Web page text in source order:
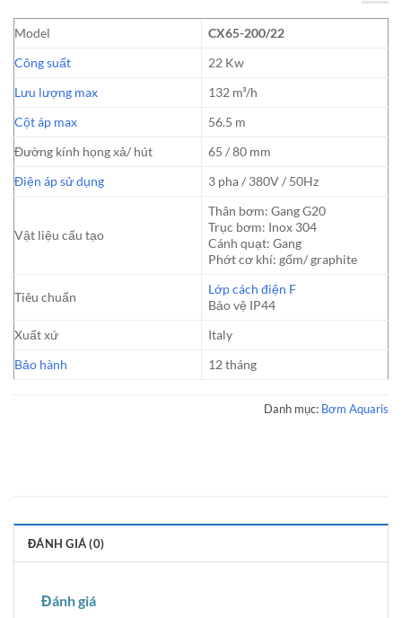
Model
CX65-200/22
Công suất
22 Kw
Lưu lượng max
132 m³/h
Cột áp max
56.5 m
Đường kính họng xả/ hút
65 / 80 mm
Điện áp sử dụng
3 pha / 380V / 50Hz
Vật liệu cấu tạo
Thân bơm: Gang G20
Trục bơm: Inox 304
Cánh quạt: Gang
Phớt cơ khí: gốm/ graphite
Tiêu chuẩn
Lớp cách điện F
Bảo vệ IP44
Xuất xứ
Italy
Bảo hành
12 tháng
Danh mục: Bơm Aquaris
ĐÁNH GIÁ (0)
Đánh giá